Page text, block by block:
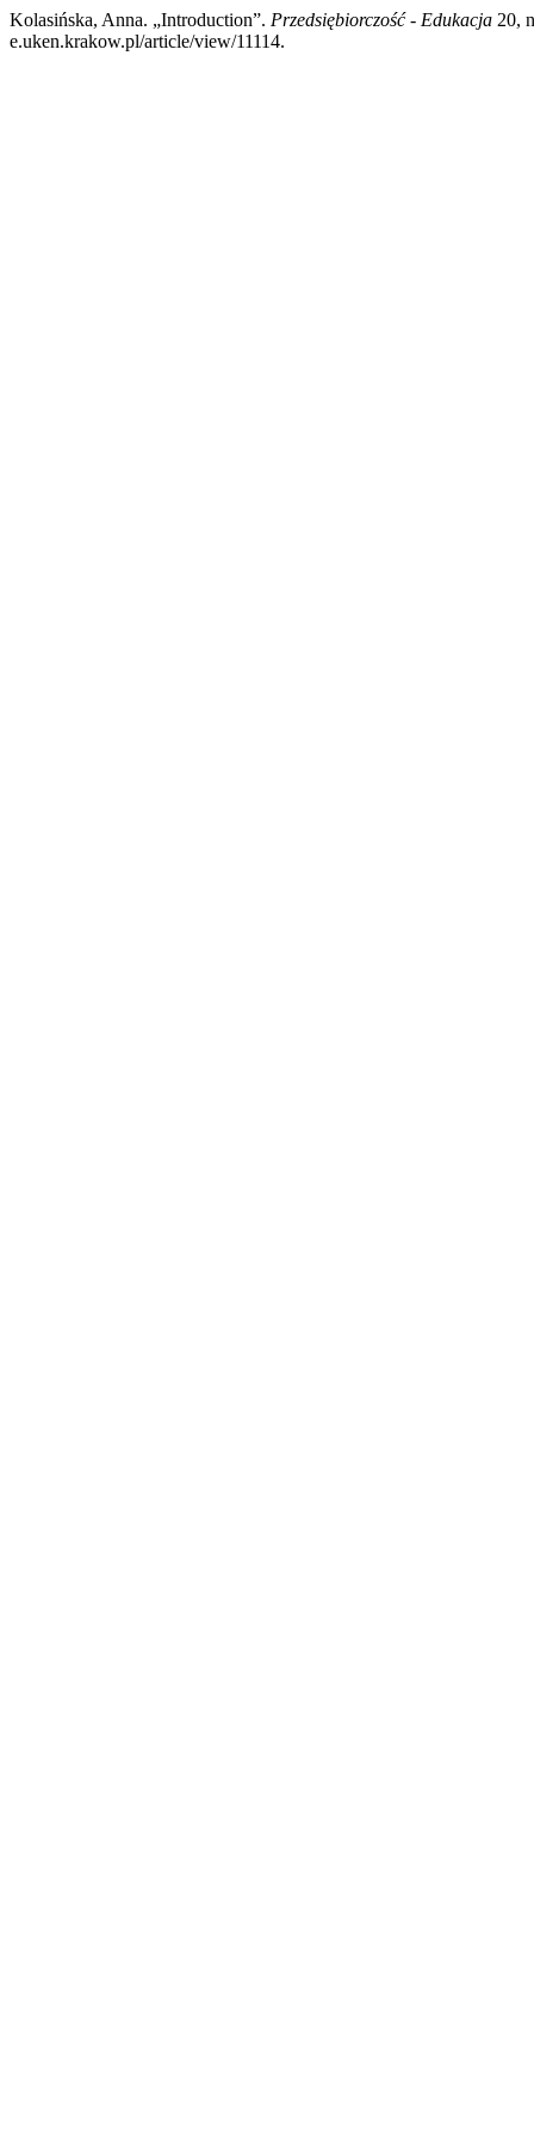
Kolasińska, Anna. „Introduction”. Przedsiębiorczość - Edukacja 20,
e.uken.krakow.pl/article/view/11114.